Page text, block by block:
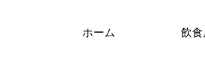
ホーム 飲